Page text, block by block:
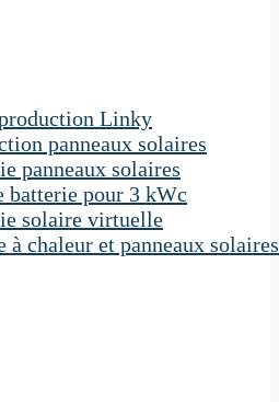
Linky
panneaux solaires
panneaux solaires
batterie pour 3 kWc
solaire virtuelle
à chaleur et panneaux solaires